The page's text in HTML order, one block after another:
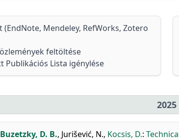
(EndNote, Mendeley, RefWorks, Zotero
feltöltése
Publikációs Lista igénylése
2025
Buzetzky, D. B., Jurišević, N., Kocsis, D.: